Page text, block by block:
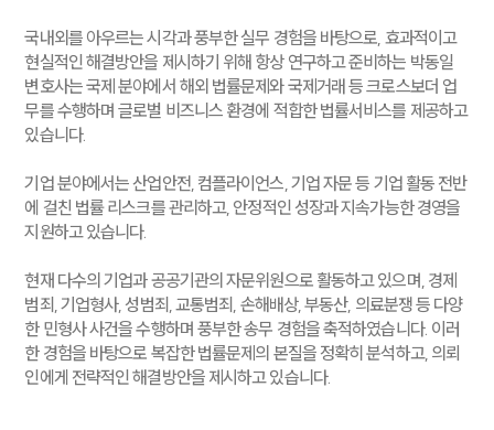
국내외를 아우르는 시각과 풍부한 실무 경험을 바탕으로, 효과적이고
현실적인 해결방안을 제시하기 위해 항상 연구하고 준비하는 박동일
변호사는 국제 분야에서 해외 법률문제와 국제거래 등 크로스보더 업
무를 수행하며 글로벌 비즈니스 환경에 적합한 법률서비스를 제공하고
있습니다.
기업 분야에서는 산업안전, 컴플라이언스, 기업 자문 등 기업 활동 전반
에 걸친 법률 리스크를 관리하고, 안정적인 성장과 지속가능한 경영을
지원하고 있습니다.
현재 다수의 기업과 공공기관의 자문위원으로 활동하고 있으며, 경제
범죄, 기업형사, 성범죄, 교통범죄, 손해배상, 부동산, 의료분쟁 등 다양
한 민형사 사건을 수행하며 풍부한 송무 경험을 축적하였습니다. 이러
한 경험을 바탕으로 복잡한 법률문제의 본질을 정확히 분석하고, 의뢰
인에게 전략적인 해결방안을 제시하고 있습니다.